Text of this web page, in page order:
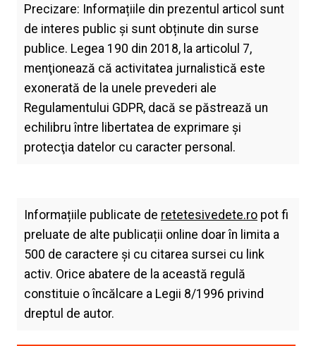
Precizare: Informațiile din prezentul articol sunt
de interes public și sunt obținute din surse
publice. Legea 190 din 2018, la articolul 7,
menţionează că activitatea jurnalistică este
exonerată de la unele prevederi ale
Regulamentului GDPR, dacă se păstrează un
echilibru între libertatea de exprimare şi
protecţia datelor cu caracter personal.
Informațiile publicate de retetesivedete.ropot fi
preluate de alte publicații online doar în limita a
500 de caractere și cu citarea sursei cu link
activ. Orice abatere de la această regulă
constituie o încălcare a Legii 8/1996 privind
dreptul de autor.